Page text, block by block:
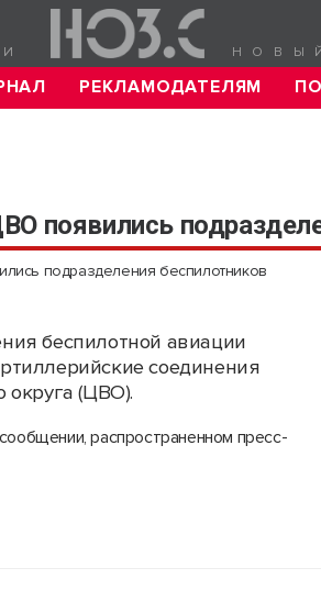
РЕКЛАМОДАТЕЛЯМ
появились
подразделения беспилотников
беспилотной авиации
соединения
округа (ЦВО).
распространенном пресс-